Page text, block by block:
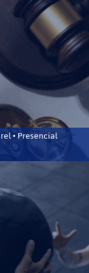
• Presencial